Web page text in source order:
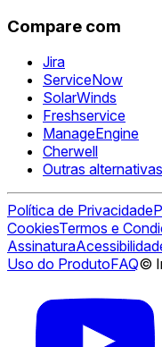
Compare com
Jira
ServiceNow
SolarWinds
Freshservice
ManageEngine
Cherwell
Outras alternativas
Política de Privacidade
CookiesTermos e
Assinatura
Uso do ProdutoFAQ©